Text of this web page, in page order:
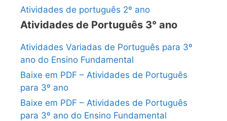
Atividades de português 2º ano
Atividades de Português 3° ano
Atividades Variadas de Português para 3º
ano do Ensino Fundamental
Baixe em PDF – Atividades de Português
para 3º ano
Baixe em PDF – Atividades de Português
para 3º ano do Ensino Fundamental